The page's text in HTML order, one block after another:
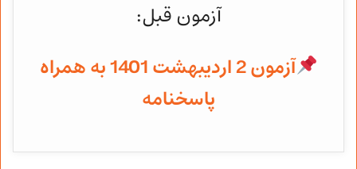
آزمون قبل:
آزمون 2 اردیبهشت 1401 به همراه
پاسخنامه